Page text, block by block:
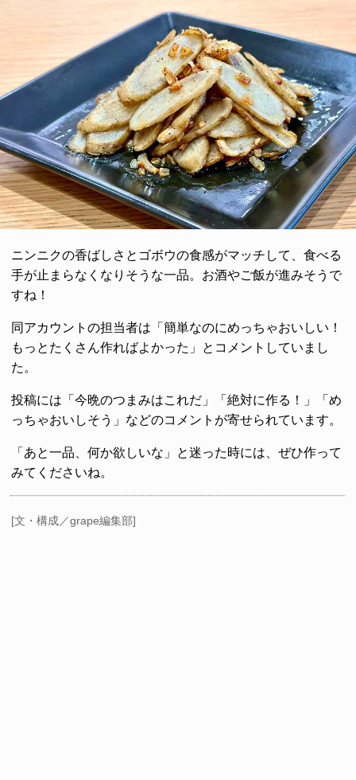
ニンニクの香ばしさとゴボウの食感がマッチして、食べる
手が止まらなくなりそうな一品。お酒やご飯が進みそうで
すね！
同アカウントの担当者は「簡単なのにめっちゃおいしい！
もっとたくさん作ればよかった」とコメントしていまし
た。
投稿には「今晩のつまみはこれだ」「絶対に作る！」「め
っちゃおいしそう」などのコメントが寄せられています。
「あと一品、何か欲しいな」と迷った時には、ぜひ作って
みてくださいね。
[文・構成／grape編集部]